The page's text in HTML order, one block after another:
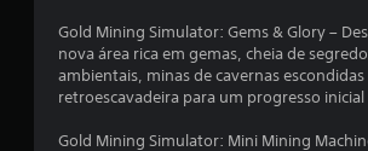
Gold Mining Simulator: Gems & Glory –
nova área rica em gemas, cheia de
ambientais, minas de cavernas
retroescavadeira para um progresso
Gold Mining Simulator: Mini Mining